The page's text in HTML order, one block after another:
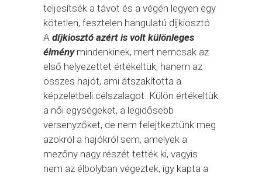
teljesítsék a távot és a végén legyen egy
kötetlen, fesztelen hangulatú díjkiosztó.
A díjkiosztó azért is volt különleges
élménymindenkinek, mert nemcsak az
első helyezettet értékeltük, hanem az
összes hajót, ami átszakította a
képzeletbeli célszalagot. Külön értékeltük
a női egységeket, a legidősebb
versenyzőket, de nem felejtkeztünk meg
azokról a hajókról sem, amelyek a
mezőny nagy részét tették ki, vagyis
nem az élbolyban végeztek, így kapta a